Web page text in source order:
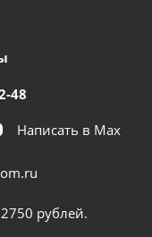
48
Написать в Мах
рублей.